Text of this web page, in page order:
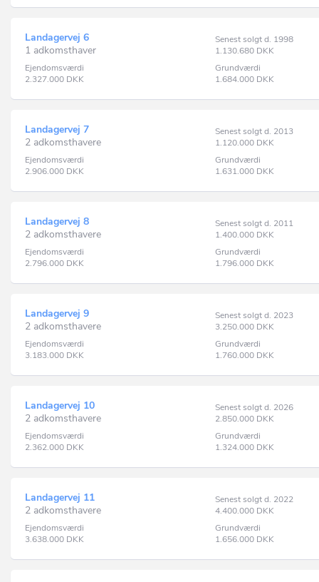
Landagervej 6
1 adkomsthaver
Senest solgt d. 1998
1.130.680 DKK
Ejendomsværdi
2.327.000 DKK
Grundværdi
1.684.000 DKK
Landagervej 7
2 adkomsthavere
Senest solgt d. 2013
1.120.000 DKK
Ejendomsværdi
2.906.000 DKK
Grundværdi
1.631.000 DKK
Landagervej 8
2 adkomsthavere
Senest solgt d. 2011
1.400.000 DKK
Ejendomsværdi
2.796.000 DKK
Grundværdi
1.796.000 DKK
Landagervej 9
2 adkomsthavere
Senest solgt d. 2023
3.250.000 DKK
Ejendomsværdi
3.183.000 DKK
Grundværdi
1.760.000 DKK
Landagervej 10
2 adkomsthavere
Senest solgt d. 2026
2.850.000 DKK
Ejendomsværdi
2.362.000 DKK
Grundværdi
1.324.000 DKK
Landagervej 11
2 adkomsthavere
Senest solgt d. 2022
4.400.000 DKK
Ejendomsværdi
3.638.000 DKK
Grundværdi
1.656.000 DKK